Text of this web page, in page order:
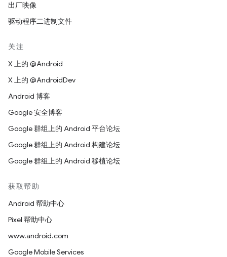
出厂映像
驱动程序二进制文件
关注
X 上的 @Android
X 上的 @AndroidDev
Android 博客
Google 安全博客
Google 群组上的 Android 平台论坛
Google 群组上的 Android 构建论坛
Google 群组上的 Android 移植论坛
获取帮助
Android 帮助中心
Pixel 帮助中心
www.android.com
Google Mobile Services